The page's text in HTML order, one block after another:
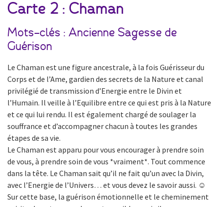
Carte 2 : Chaman
Mots-clés : Ancienne Sagesse de
Guérison
Le Chaman est une figure ancestrale, à la fois Guérisseur du
Corps et de l’Ame, gardien des secrets de la Nature et canal
privilégié de transmission d’Energie entre le Divin et
l’Humain. Il veille à l’Equilibre entre ce qui est pris à la Nature
et ce qui lui rendu. Il est également chargé de soulager la
souffrance et d’accompagner chacun à toutes les grandes
étapes de sa vie.
Le Chaman est apparu pour vous encourager à prendre soin
de vous, à prendre soin de vous *vraiment*. Tout commence
dans la tête. Le Chaman sait qu’il ne fait qu’un avec la Divin,
avec l’Energie de l’Univers… et vous devez le savoir aussi. ☺️
Sur cette base, la guérison émotionnelle et le cheminement